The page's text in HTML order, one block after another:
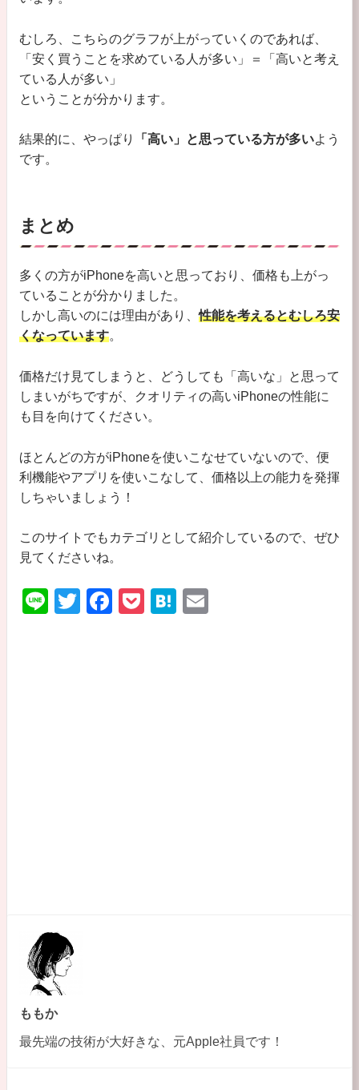
むしろ、こちらのグラフが上がっていくのであれば、
「安く買うことを求めている人が多い」＝「高いと考え
ている人が多い」
ということが分かります。
結果的に、やっぱり 「高い」と思っている方が多いよう
です。
まとめ
多くの方がiPhoneを高いと思っており、価格も上がっ
ていることが分かりました。
しかし高いのには理由があり、性能を考えるとむしろ安
くなっています。
価格だけ見てしまうと、どうしても「高いな」と思って
しまいがちですが、クオリティの高いiPhoneの性能に
も目を向けてください。
ほとんどの方がiPhoneを使いこなせていないので、便
利機能やアプリを使いこなして、価格以上の能力を発揮
しちゃいましょう！
このサイトでもカテゴリとして紹介しているので、ぜひ
見てくださいね。
Li
T
F
P
H
ももか
最先端の技術が大好きな、元Apple社員です！